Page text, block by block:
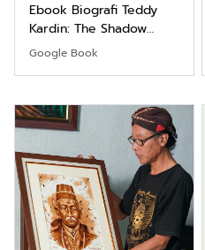
Ebook Biografi Teddy
Kardin: The Shadow
Khight |
Google Book